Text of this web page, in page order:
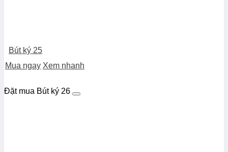
Bút ký 25
Mua ngay Xem nhanh
Đặt mua Bút ký 26